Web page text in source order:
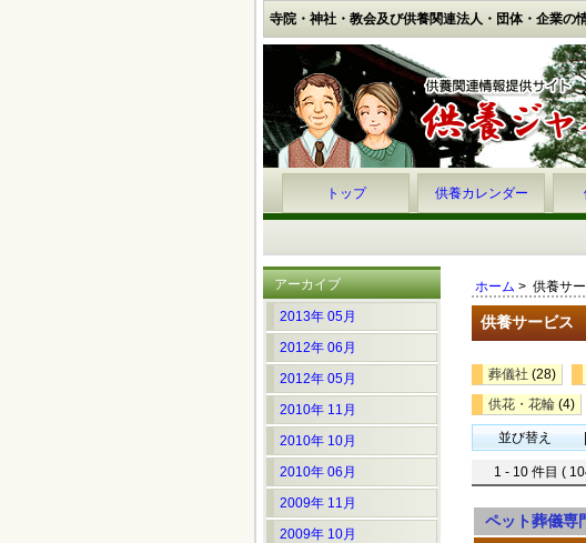
寺院・神社・教会及び供養関連法人・団体・企業の
トップ 供養カレンダー
アーカイブ
2013年 05月
2012年 06月
2012年 05月
2010年 11月
2010年 10月
2010年 06月
2009年 11月
2009年 10月
ホーム > 供養サ
供養サービス
葬儀社 (28)
供花・花輪 (4)
並び替え |
1 - 10 件目 (
ペット葬儀